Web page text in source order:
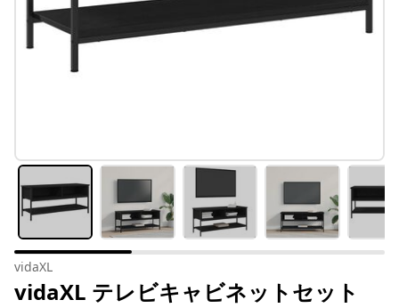
vidaXL
vidaXL テレビキャビネットセット